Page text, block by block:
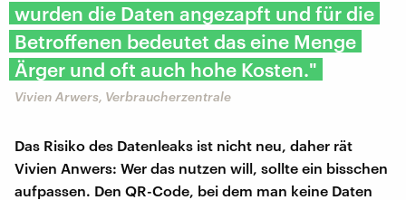
wurden die Daten angezapft und für die
Betroffenen bedeutet das eine Menge
Ärger und oft auch hohe Kosten."
Vivien Arwers, Verbraucherzentrale
Das Risiko des Datenleaks ist nicht neu, daher rät
Vivien Anwers: Wer das nutzen will, sollte ein bisschen
aufpassen. Den QR-Code, bei dem man keine Daten